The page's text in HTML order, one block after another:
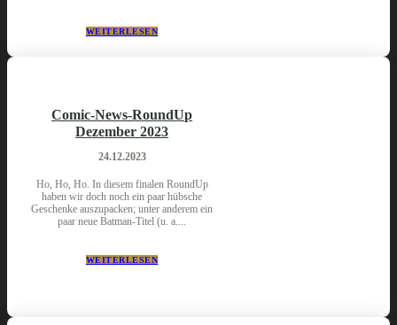
WEITERLESEN
Comic-News-RoundUp
Dezember 2023
24.12.2023
Ho, Ho, Ho. In diesem finalen RoundUp
haben wir doch noch ein paar hübsche
Geschenke auszupacken; unter anderem ein
paar neue Batman-Titel (u. a....
WEITERLESEN